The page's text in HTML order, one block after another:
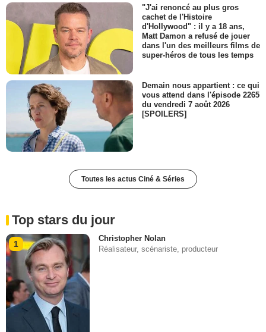
"J'ai renoncé au plus gros
cachet de l'Histoire
d'Hollywood" : il y a 18 ans,
Matt Damon a refusé de jouer
dans l'un des meilleurs films de
super-héros de tous les temps
Demain nous appartient : ce qui
vous attend dans l'épisode 2265
du vendredi 7 août 2026
[SPOILERS]
Toutes les actus Ciné & Séries
Top stars du jour
1
Christopher Nolan
Réalisateur, scénariste, producteur